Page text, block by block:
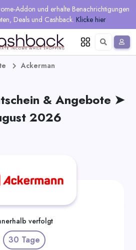
Addon und erhalte Benachrichtigungen
Deals und Cashback. Klicke hier
Ackerman
& Angebote ➤
2026
verfolgt
30 Tage